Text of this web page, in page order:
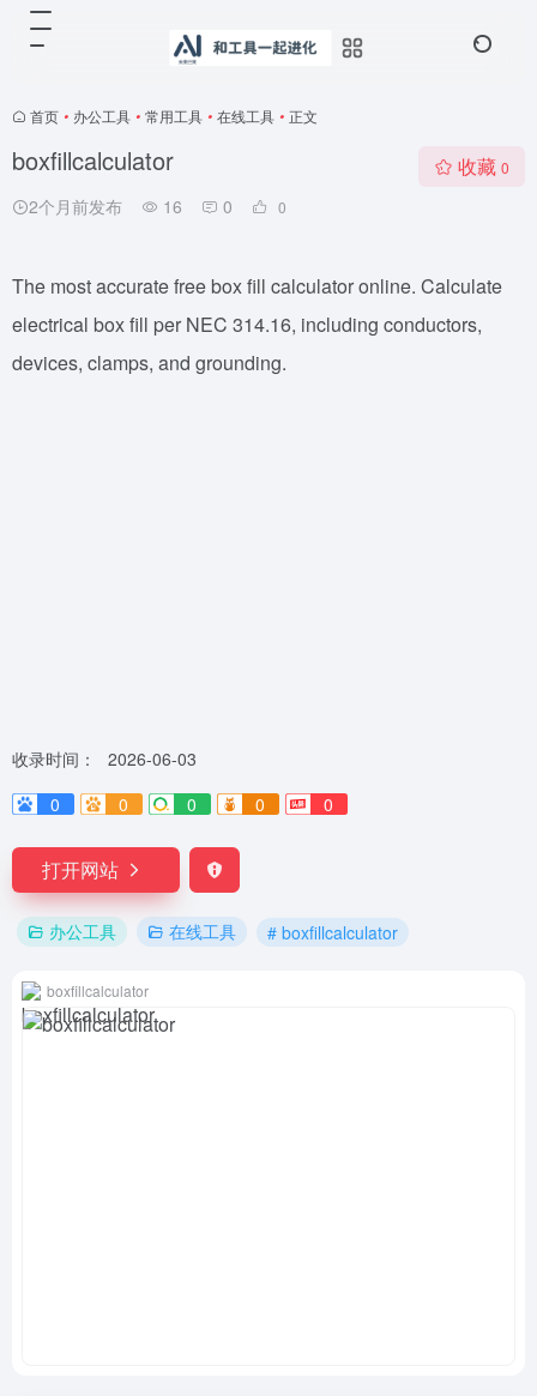
首页 • 办公工具 • 常用工具 • 在线工具 • 正文
boxfillcalculator
2个月前发布 16 0 0
收藏 0
The most accurate free box fill calculator online. Calculate
electrical box fill per NEC 314.16, including conductors,
devices, clamps, and grounding.
收录时间：
2026-06-03
0
0 0 0 0
打开网站
办公工具 在线工具 # boxfillcalculator
boxfillcalculator